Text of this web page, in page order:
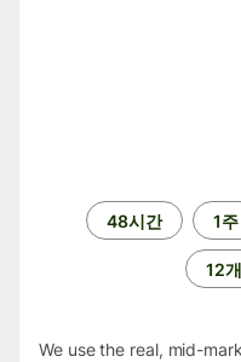
48시간 1주
12
We use the real, mid-